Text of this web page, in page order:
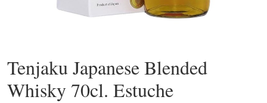
Tenjaku Japanese Blended
Whisky 70cl. Estuche